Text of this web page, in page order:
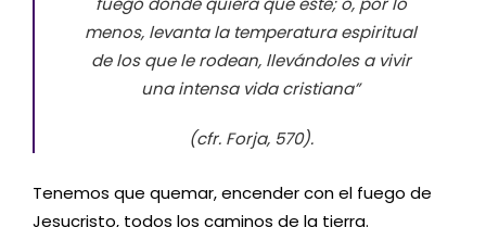
menos, levanta la temperatura espiritual
de los que le rodean, llevándoles a vivir
una intensa vida cristiana”
(cfr. Forja, 570).
Tenemos que quemar, encender con el fuego de
Jesucristo, todos los caminos de la tierra.